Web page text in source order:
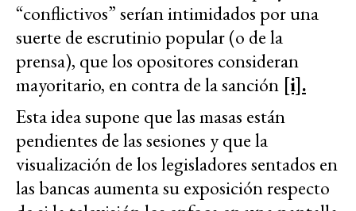
“conflictivos” serían intimidados por una
suerte de escrutinio popular (o de la
prensa), que los opositores consideran
mayoritario, en contra de la sanción [i].
Esta idea supone que las masas están
pendientes de las sesiones y que la
visualización de los legisladores sentados en
las bancas aumenta su exposición respecto